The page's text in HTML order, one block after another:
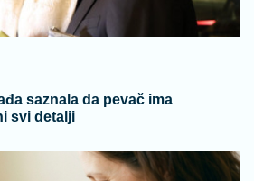
saznala da pevač ima
svi detalji